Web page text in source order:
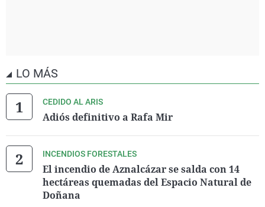
LO MÁS
CEDIDO AL ARIS
Adiós definitivo a Rafa Mir
INCENDIOS FORESTALES
El incendio de Aznalcázar se salda con 14
hectáreas quemadas del Espacio Natural de
Doñana